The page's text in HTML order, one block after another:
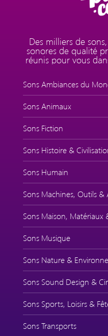
Des milliers de
sonores de qualité
réunis pour vous
Sons Ambiances du
Sons Animaux
Sons Fiction
Sons Histoire &
Sons Humain
Sons Machines, Outils &
Sons Maison, Matériaux
Sons Musique
Sons Nature &
Sons Sound Design &
Sons Sports, Loisirs &
Sons Transports